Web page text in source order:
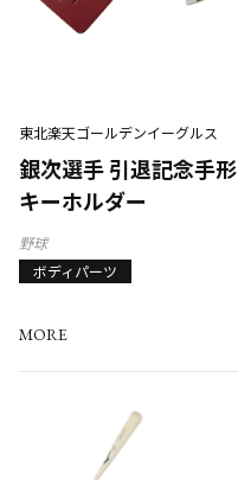
東北楽天ゴールデンイーグルス
銀次選手 引退記念手形
キーホルダー
野球
ボディパーツ
MORE